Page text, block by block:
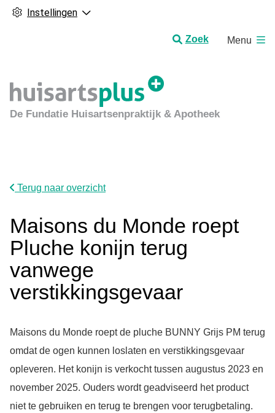
Instellingen
Zoek
De Fundatie Huisartsenpraktijk & Apotheekm
Menu
Terug naar overzicht
Maisons du Monde roept
Pluche konijn terug
vanwege
verstikkingsgevaar
Maisons du Monde roept de pluche BUNNY Grijs PM terug
omdat de ogen kunnen loslaten en verstikkingsgevaar
opleveren. Het konijn is verkocht tussen augustus 2023 en
november 2025. Ouders wordt geadviseerd het product
niet te gebruiken en terug te brengen voor terugbetaling.